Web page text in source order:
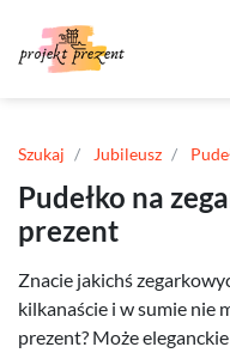
Szukaj Jubileusz
Pudełko na
prezent
Znacie jakichś
kilkanaście i w sumie nie
prezent? Może